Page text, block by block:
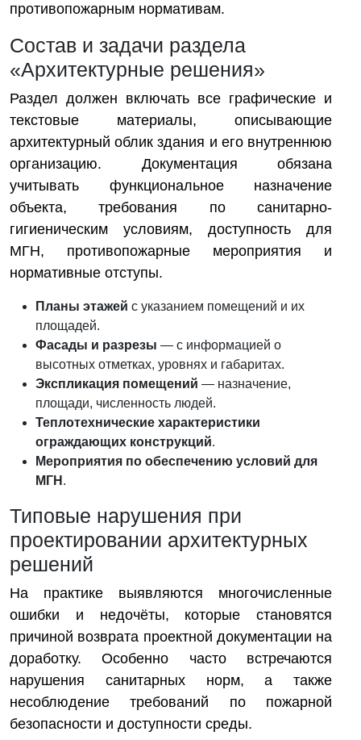
противопожарным нормативам.
Состав и задачи раздела
«Архитектурные решения»
Раздел должен включать все графические и
текстовые материалы, описывающие
архитектурный облик здания и его внутреннюю
организацию. Документация обязана
учитывать функциональное назначение
объекта, требования по санитарно-
гигиеническим условиям, доступность для
МГН, противопожарные мероприятия и
нормативные отступы.
Планы этажей с указанием помещений и их
площадей.
Фасады и разрезы — с информацией о
высотных отметках, уровнях и габаритах.
Экспликация помещений — назначение,
площади, численность людей.
Теплотехнические характеристики
ограждающих конструкций.
Мероприятия по обеспечению условий для
МГН .
Типовые нарушения при
проектировании архитектурных
решений
На практике выявляются многочисленные
ошибки и недочёты, которые становятся
причиной возврата проектной документации на
доработку. Особенно часто встречаются
нарушения санитарных норм, а также
несоблюдение требований по пожарной
безопасности и доступности среды.